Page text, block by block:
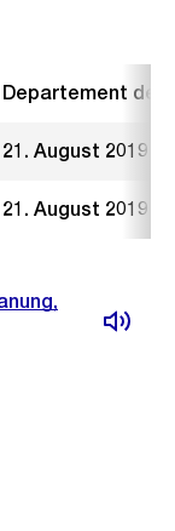
Departement der
21. August 2019
21. August 2019